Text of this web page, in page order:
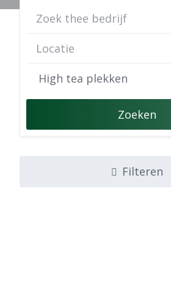
Zoeken
Filteren